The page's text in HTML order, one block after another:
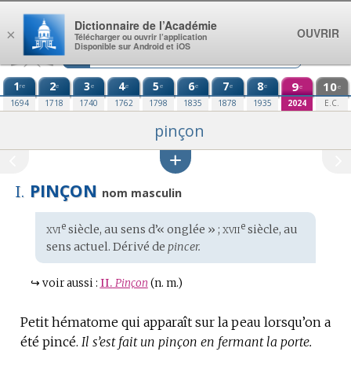
Aller au contenu
1re
1694
2e
1718
3e
1740
4e
1762
5e
1798
6e
1835
7e
1878
8e
1935
9e
2024
10e
E.C.
pinçon
I. PINÇON nom masculin
Étymologie
:
xviesiècle, au sens d’« onglée » ; xviiesiècle, au
sens actuel. Dérivé de pincer.
↪ voir aussi : II. Pinçon (n. m.)
Petit hématome qui apparaît sur la peau lorsqu’on a
été pincé. Il s’est fait un pinçon en fermant la porte.
×
Dictionnaire de l’Académie
Télécharger ou ouvrir l’application
Disponible sur Android et iOS
OUVRIR